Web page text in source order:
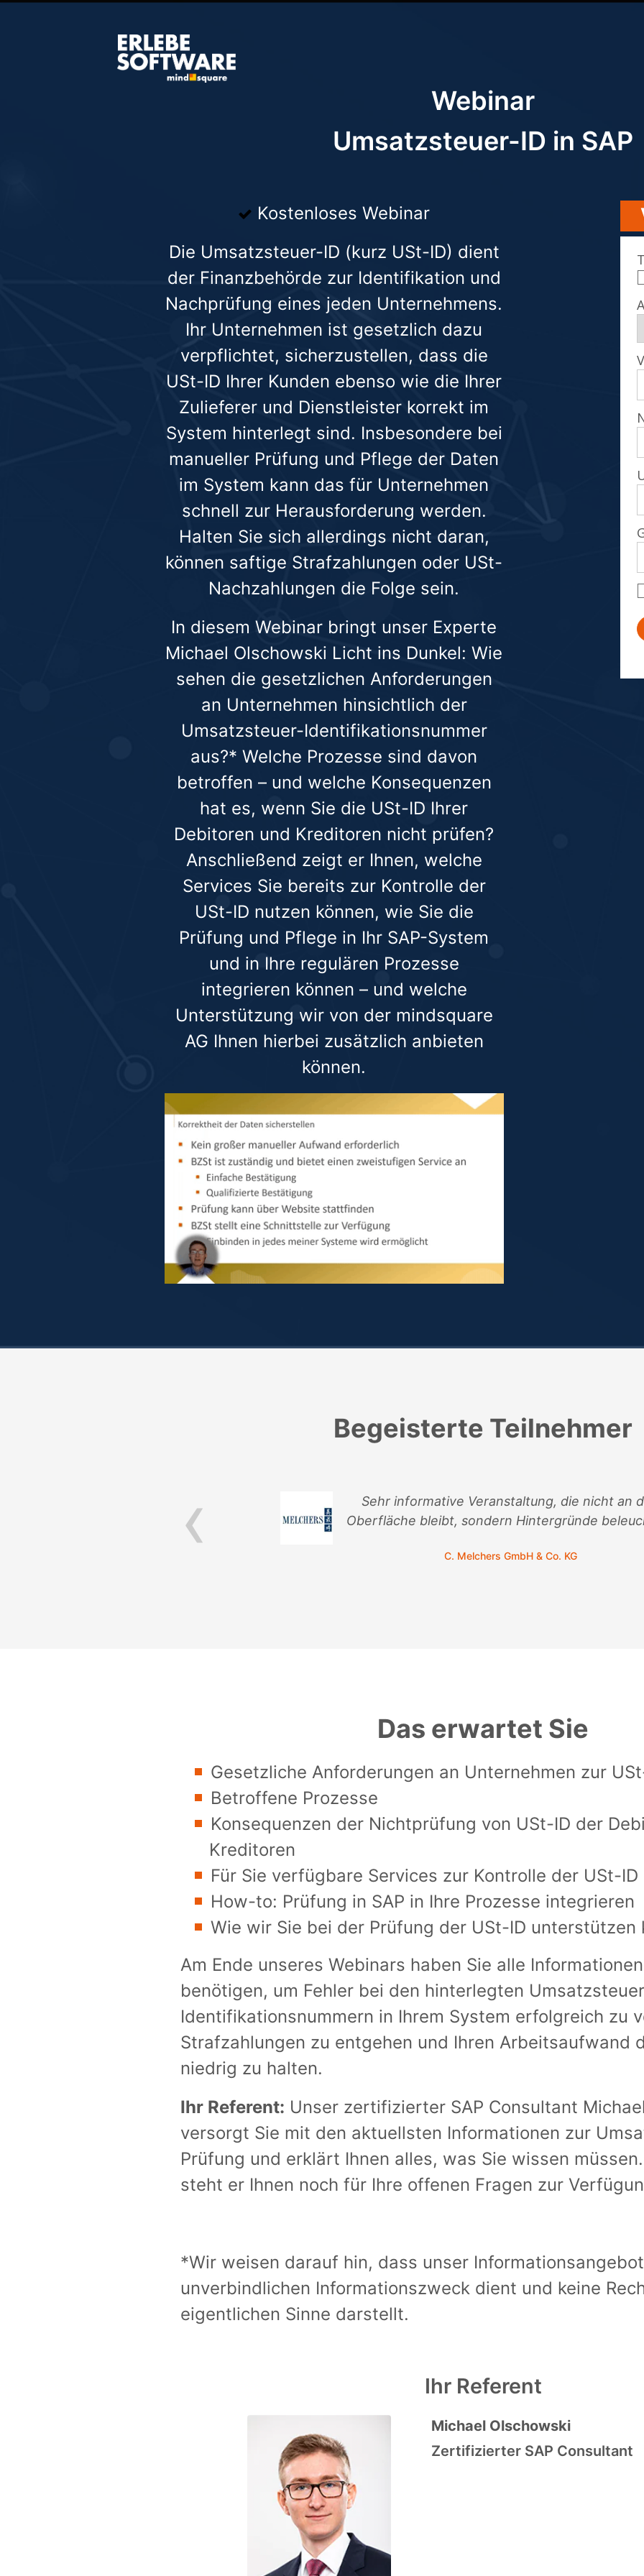
Webinar
Umsatzsteuer-ID in SAP
Kostenloses Webinar
Die Umsatzsteuer-ID (kurz USt-ID) dient
der Finanzbehörde zur Identifikation und
Nachprüfung eines jeden Unternehmens.
Ihr Unternehmen ist gesetzlich dazu
verpflichtet, sicherzustellen, dass die
USt-ID Ihrer Kunden ebenso wie die Ihrer
Zulieferer und Dienstleister korrekt im
System hinterlegt sind. Insbesondere bei
manueller Prüfung und Pflege der Daten
im System kann das für Unternehmen
schnell zur Herausforderung werden.
Halten Sie sich allerdings nicht daran,
können saftige Strafzahlungen oder USt-
Nachzahlungen die Folge sein.
In diesem Webinar bringt unser Experte
Michael Olschowski Licht ins Dunkel: Wie
sehen die gesetzlichen Anforderungen
an Unternehmen hinsichtlich der
Umsatzsteuer-Identifikationsnummer
aus?* Welche Prozesse sind davon
betroffen – und welche Konsequenzen
hat es, wenn Sie die USt-ID Ihrer
Debitoren und Kreditoren nicht prüfen?
Anschließend zeigt er Ihnen, welche
Services Sie bereits zur Kontrolle der
USt-ID nutzen können, wie Sie die
Prüfung und Pflege in Ihr SAP-System
und in Ihre regulären Prozesse
integrieren können – und welche
Unterstützung wir von der mindsquare
AG Ihnen hierbei zusätzlich anbieten
können.
Begeisterte Teilnehmer
‹
Sehr informative Veranstaltung, die nicht an
Oberfläche bleibt, sondern Hintergründe
C. Melchers GmbH & Co. KG
Das erwartet Sie
Gesetzliche Anforderungen an Unternehmen zur
Betroffene Prozesse
Konsequenzen der Nichtprüfung von USt-ID der
Kreditoren
Für Sie verfügbare Services zur Kontrolle der USt-ID
How-to: Prüfung in SAP in Ihre Prozesse integrieren
Wie wir Sie bei der Prüfung der USt-ID unterstützen
Am Ende unseres Webinars haben Sie alle
benötigen, um Fehler bei den hinterlegten
Identifikationsnummern in Ihrem System erfolgreich zu
Strafzahlungen zu entgehen und Ihren Arbeitsaufwand
niedrig zu halten.
Ihr Referent: Unser zertifizierter SAP Consultant
versorgt Sie mit den aktuellsten Informationen zur
Prüfung und erklärt Ihnen alles, was Sie wissen
steht er Ihnen noch für Ihre offenen Fragen zur
*Wir weisen darauf hin, dass unser
unverbindlichen Informationszweck dient und keine
eigentlichen Sinne darstellt.
Ihr Referent
Michael Olschowski
Zertifizierter SAP Consultant